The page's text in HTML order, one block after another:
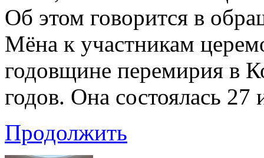
Об этом говорится в
Мёна к участникам
годовщине перемирия в
годов. Она состоялась
Продолжить